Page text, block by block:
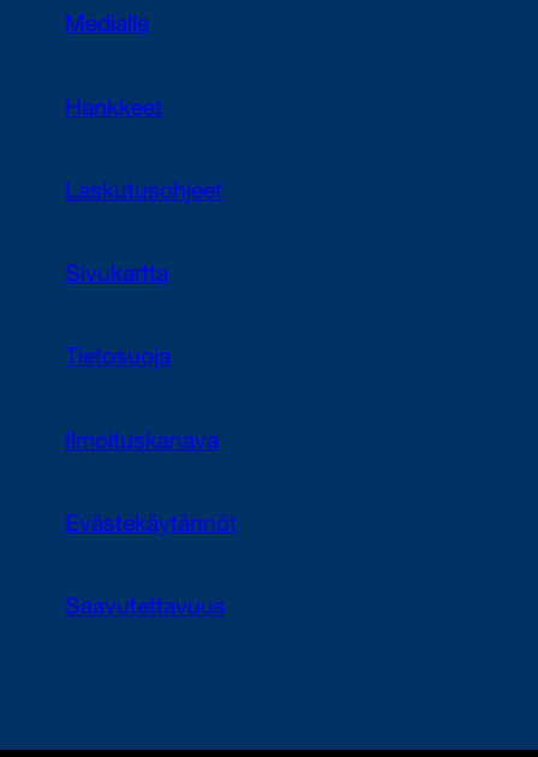
Medialle
Hankkeet
Laskutusohjeet
Sivukartta
Tietosuoja
Ilmoituskanava
Evästekäytännöt
Saavutettavuus